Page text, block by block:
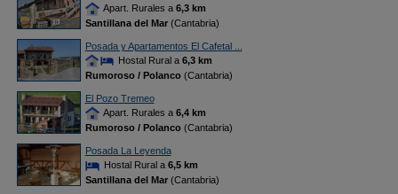
Apart. Rurales a 6,3 km
Santillana del Mar(Cantabria)
Posada y Apartamentos El Cafetal ...
Hostal Rural a 6,3 km
Rumoroso / Polanco(Cantabria)
El Pozo Tremeo
Apart. Rurales a 6,4 km
Rumoroso / Polanco(Cantabria)
Posada La Leyenda
Hostal Rural a 6,5 km
Santillana del Mar(Cantabria)